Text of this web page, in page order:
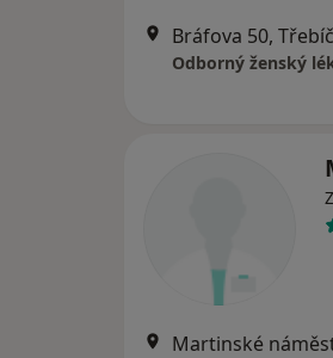
Bráfova 50, Třebíč
Odborný ženský
Martinské